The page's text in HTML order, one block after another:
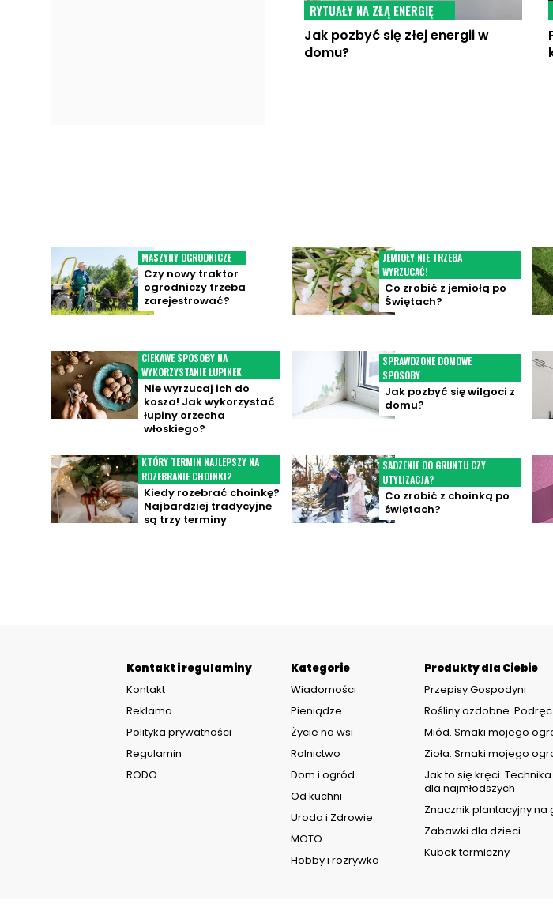
RYTUAŁY NA ZŁĄ ENERGIĘ
Jak pozbyć się złej energii w
domu?
MASZYNY OGRODNICZE
Czy nowy traktor
ogrodniczy trzeba
zarejestrować?
JEMIOŁY NIE TRZEBA
WYRZUCAĆ!
Co zrobić z jemiołą po
Świętach?
CIEKAWE SPOSOBY NA
WYKORZYSTANIE ŁUPINEK
Nie wyrzucaj ich do
kosza! Jak wykorzystać
łupiny orzecha
włoskiego?
SPRAWDZONE DOMOWE
SPOSOBY
Jak pozbyć się wilgoci z
domu?
KTÓRY TERMIN NAJLEPSZY NA
ROZEBRANIE CHOINKI?
Kiedy rozebrać choinkę?
Najbardziej tradycyjne
są trzy terminy
SADZENIE DO GRUNTU CZY
UTYLIZACJA?
Co zrobić z choinką po
świętach?
Kontakt i regulaminy
Kontakt
Reklama
Polityka prywatności
Regulamin
RODO
Kategorie
Wiadomości
Pieniądze
Życie na wsi
Rolnictwo
Dom i ogród
Od kuchni
Uroda i Zdrowie
MOTO
Hobby i rozrywka
Produkty dla Ciebie
Przepisy Gospodyni
Rośliny ozdobne.
Miód. Smaki mojego
Zioła. Smaki mojego
Jak to się kręci.
dla najmłodszych
Znacznik plantacyjny na
Zabawki dla dzieci
Kubek termiczny